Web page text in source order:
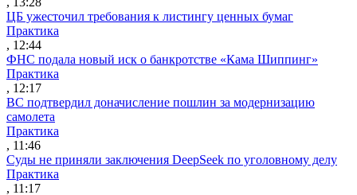
ЦБ ужесточил требования к листингу ценных бумаг
Практика
, 12:44
ФНС подала новый иск о банкротстве «Кама Шиппинг»
Практика
, 12:17
ВС подтвердил доначисление пошлин за модернизацию
самолета
Практика
, 11:46
Суды не приняли заключения DeepSeek по уголовному делу
Практика
, 11:17